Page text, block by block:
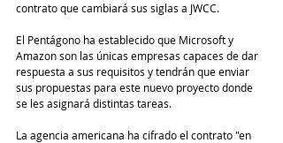
contrato que cambiará sus siglas a JWCC.
El Pentágono ha establecido que Microsoft y
Amazon son las únicas empresas capaces de dar
respuesta a sus requisitos y tendrán que enviar
sus propuestas para este nuevo proyecto donde
se les asignará distintas tareas.
La agencia americana ha cifrado el contrato "en